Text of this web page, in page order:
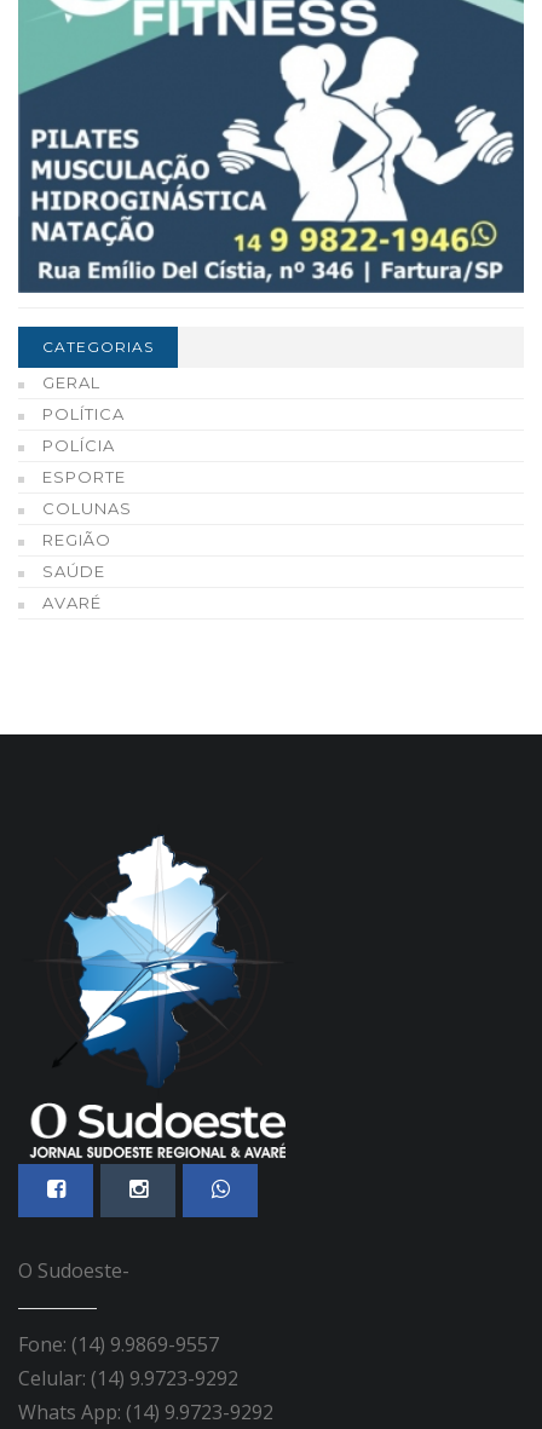
CATEGORIAS
GERAL
POLÍTICA
POLÍCIA
ESPORTE
COLUNAS
REGIÃO
SAÚDE
AVARÉ
O Sudoeste-
Fone: (14) 9.9869-9557
Celular: (14) 9.9723-9292
Whats App: (14) 9.9723-9292